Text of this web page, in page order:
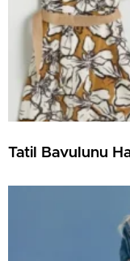
Tatil Bavulunu